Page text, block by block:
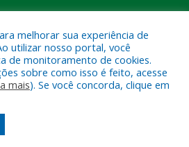
a Prefeitura Municipal de Eldorado
do Carajás
o Webmail
melhorar sua experiência de
utilizar nosso portal, você
de monitoramento de cookies.
sobre como isso é feito, acesse
mais). Se você concorda, clique em